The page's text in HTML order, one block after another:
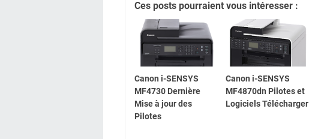
Ces posts pourraient vous intéresser :
Canon i-SENSYS
MF4730 Dernière
Mise à jour des
Pilotes
Canon i-SENSYS
MF4870dn Pilotes et
Logiciels Télécharger